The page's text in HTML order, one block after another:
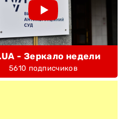
- Зеркало недели
5610 подписчиков